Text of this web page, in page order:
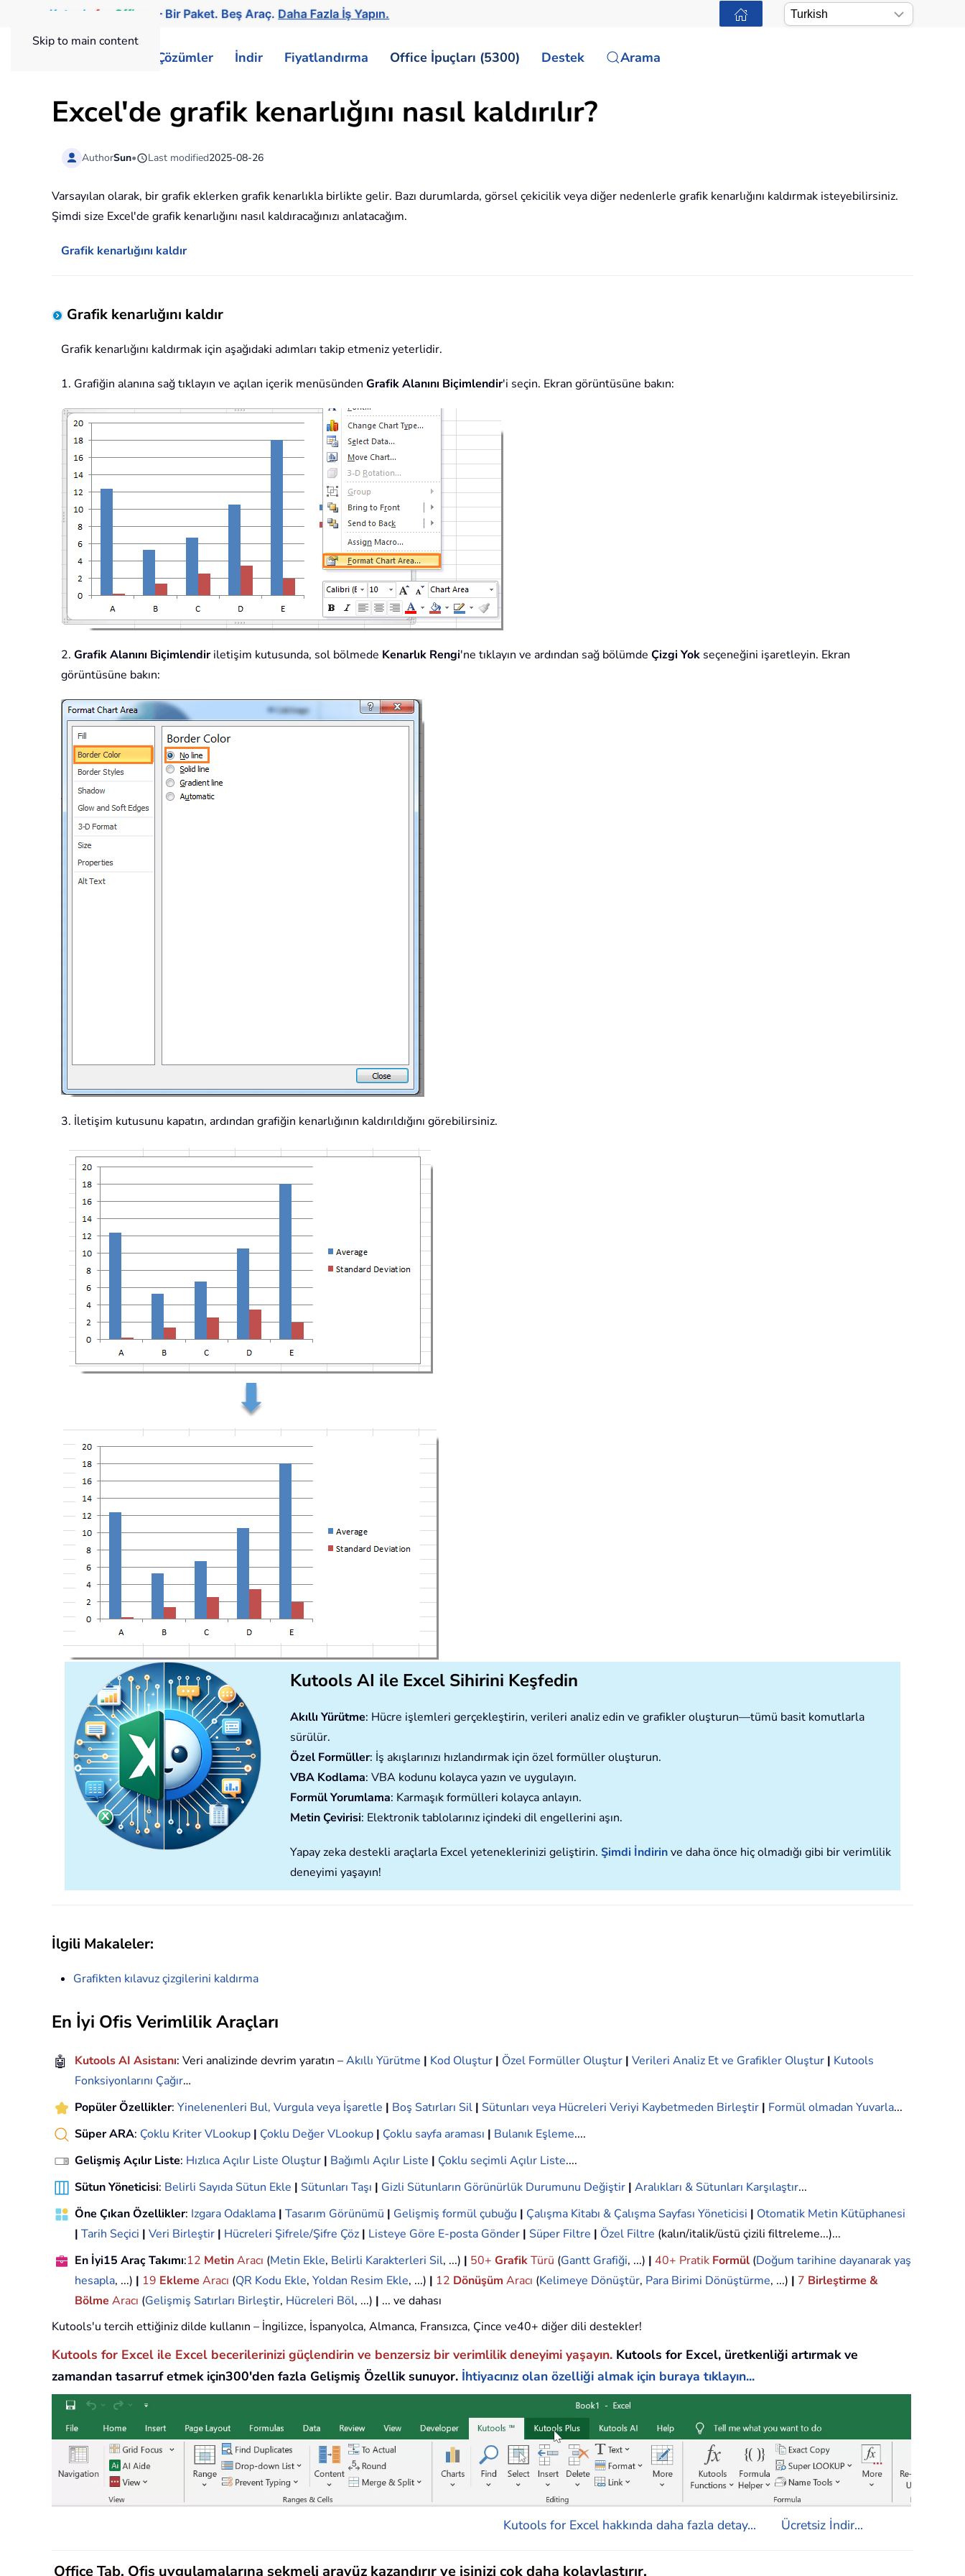
Skip to main content
Kutools for Office — Bir Paket. Beş Araç.Daha Fazla İş Yapın.
Çözümler İndir Fiyatlandırma Office İpuçları (5300) Destek Arama
Excel'de grafik kenarlığını nasıl kaldırılır?
AuthorSun• Last modified2025-08-26
Varsayılan olarak, bir grafik eklerken grafik kenarlıkla birlikte gelir. Bazı durumlarda, görsel çekicilik veya diğer nedenlerle grafik kenarlığını kaldırmak isteyebilirsiniz.
Şimdi size Excel'de grafik kenarlığını nasıl kaldıracağınızı anlatacağım.
Grafik kenarlığını kaldır
Grafik kenarlığını kaldır
Grafik kenarlığını kaldırmak için aşağıdaki adımları takip etmeniz yeterlidir.
1. Grafiğin alanına sağ tıklayın ve açılan içerik menüsünden Grafik Alanını Biçimlendir'i seçin. Ekran görüntüsüne bakın:
2. Grafik Alanını Biçimlendiriletişim kutusunda, sol bölmede Kenarlık Rengi'ne tıklayın ve ardından sağ bölümde Çizgi Yok seçeneğini işaretleyin. Ekran
görüntüsüne bakın:
3. İletişim kutusunu kapatın, ardından grafiğin kenarlığının kaldırıldığını görebilirsiniz.
Kutools AI ile Excel Sihirini Keşfedin
Akıllı Yürütme: Hücre işlemleri gerçekleştirin, verileri analiz edin ve grafikler oluşturun—tümü basit komutlarla
sürülür.
Özel Formüller: İş akışlarınızı hızlandırmak için özel formüller oluşturun.
VBA Kodlama: VBA kodunu kolayca yazın ve uygulayın.
Formül Yorumlama: Karmaşık formülleri kolayca anlayın.
Metin Çevirisi: Elektronik tablolarınız içindeki dil engellerini aşın.
Yapay zeka destekli araçlarla Excel yeteneklerinizi geliştirin. Şimdi İndirinve daha önce hiç olmadığı gibi bir verimlilik
deneyimi yaşayın!
İlgili Makaleler:
Grafikten kılavuz çizgilerini kaldırma
En İyi Ofis Verimlilik Araçları
🤖 Kutools AI Asistanı: Veri analizinde devrim yaratın –Akıllı Yürütme | Kod Oluştur | Özel Formüller Oluştur | Verileri Analiz Et ve Grafikler Oluştur | Kutools
Fonksiyonlarını Çağır…
Popüler Özellikler: Yinelenenleri Bul, Vurgula veya İşaretle | Boş Satırları Sil | Sütunları veya Hücreleri Veriyi Kaybetmeden Birleştir | Formül olmadan Yuvarla...
Süper ARA: Çoklu Kriter VLookup | Çoklu Değer VLookup | Çoklu sayfa araması | Bulanık Eşleme....
Gelişmiş Açılır Liste: Hızlıca Açılır Liste Oluştur | Bağımlı Açılır Liste | Çoklu seçimli Açılır Liste....
Sütun Yöneticisi: Belirli Sayıda Sütun Ekle | Sütunları Taşı | Gizli Sütunların Görünürlük Durumunu Değiştir | Aralıkları & Sütunları Karşılaştır...
Öne Çıkan Özellikler: Izgara Odaklama | Tasarım Görünümü | Gelişmiş formül çubuğu | Çalışma Kitabı & Çalışma Sayfası Yöneticisi | Otomatik Metin Kütüphanesi
| Tarih Seçici | Veri Birleştir | Hücreleri Şifrele/Şifre Çöz | Listeye Göre E-posta Gönder | Süper Filtre | Özel Filtre (kalın/italik/üstü çizili filtreleme...)...
En İyi15 Araç Takımı:12 MetinAracı (Metin Ekle, Belirli Karakterleri Sil, ...) | 50+ GrafikTürü (Gantt Grafiği, ...) | 40+ Pratik Formül (Doğum tarihine dayanarak yaş
hesapla, ...) | 19 Ekleme Aracı (QR Kodu Ekle, Yoldan Resim Ekle, ...) | 12 Dönüşüm Aracı (Kelimeye Dönüştür, Para Birimi Dönüştürme, ...) | 7 Birleştirme &
Bölme Aracı (Gelişmiş Satırları Birleştir, Hücreleri Böl, ...) | ... ve dahası
Kutools'u tercih ettiğiniz dilde kullanın – İngilizce, İspanyolca, Almanca, Fransızca, Çince ve40+ diğer dili destekler!
Kutools for Excel ile Excel becerilerinizi güçlendirin ve benzersiz bir verimlilik deneyimi yaşayın. Kutools for Excel, üretkenliği artırmak ve
zamandan tasarruf etmek için300'den fazla Gelişmiş Özellik sunuyor. İhtiyacınız olan özelliği almak için buraya tıklayın...
Kutools for Excel hakkında daha fazla detay... Ücretsiz İndir...
Office Tab, Ofis uygulamalarına sekmeli arayüz kazandırır ve işinizi çok daha kolaylaştırır.